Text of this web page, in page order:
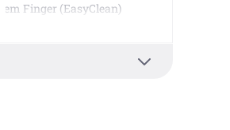
Finger (EasyClean)